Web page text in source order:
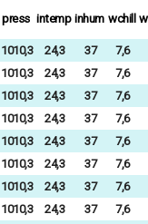
press intemp inhum wchill
1010,3 24,3 37
7,6
1010,3 24,3 37
7,6
1010,3 24,3 37
7,6
1010,3 24,3 37
7,6
1010,3 24,3 37
7,6
1010,3 24,3 37
7,6
1010,3 24,3 37
7,6
1010,3 24,3 37
7,6